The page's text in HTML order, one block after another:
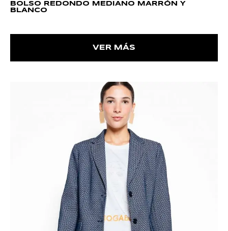
BOLSO REDONDO MEDIANO MARRÓN Y
BLANCO
VER MÁS